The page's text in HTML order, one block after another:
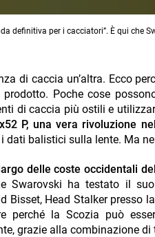
definitiva per i cacciatori”. È qui che
di caccia un’altra. Ecco
Poche cose
di caccia più ostili e
P, una vera rivoluzione
dati balistici sulla lente. Ma
delle coste occidentali
Swarovski ha testato il
Bisset, Head Stalker presso
perché la Scozia può
grazie alla combinazione di